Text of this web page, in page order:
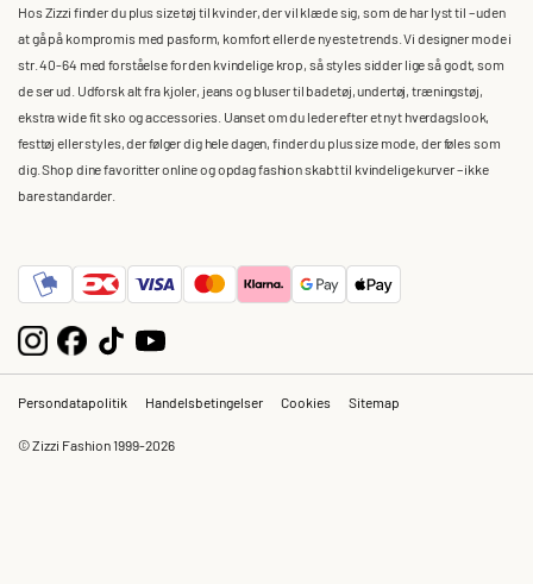
Hos Zizzi finder du plus size tøj til kvinder, der vil klæde sig, som de har lyst til – uden
at gå på kompromis med pasform, komfort eller de nyeste trends. Vi designer mode i
str. 40-64 med forståelse for den kvindelige krop, så styles sidder lige så godt, som
de ser ud. Udforsk alt fra kjoler, jeans og bluser til badetøj, undertøj, træningstøj,
ekstra wide fit sko og accessories. Uanset om du leder efter et nyt hverdagslook,
festtøj eller styles, der følger dig hele dagen, finder du plus size mode, der føles som
dig. Shop dine favoritter online og opdag fashion skabt til kvindelige kurver – ikke
bare standarder.
Persondatapolitik Handelsbetingelser Cookies Sitemap
© Zizzi Fashion 1999-2026